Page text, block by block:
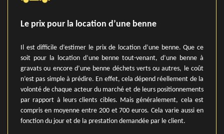
Le prix pour la location d’une benne
Il est difficile d’estimer le prix de location d’une benne. Que ce
soit pour la location d’une benne tout-venant, d’une benne à
gravats ou encore d’une benne déchets verts ou autres, le coût
n’est pas simple à prédire. En effet, cela dépend réellement de la
volonté de chaque acteur du marché et de leurs positionnements
par rapport à leurs clients cibles. Mais généralement, cela est
compris en moyenne entre 200 et 700 euros. Cela varie aussi en
fonction du jour et de la prestation demandée par le client.